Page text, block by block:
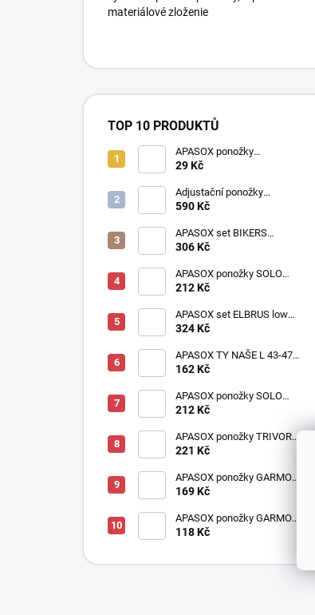
materiálové zloženie
TOP 10 PRODUKTŮ
APASOX ponožky
PRACOVNÍ antracit
29 Kč
Adjustační ponožky
multicolor
590 Kč
APASOX set BIKERS
oranžový | Akce 2+1
306 Kč
APASOX ponožky SOLO
černá
212 Kč
APASOX set ELBRUS low
šedý
324 Kč
APASOX TY NAŠE L 43-47
oranžové
162 Kč
APASOX ponožky SOLO
cihlová
212 Kč
APASOX ponožky TRIVOR
antracit - fialová
221 Kč
APASOX ponožky GARMO
petrol
169 Kč
APASOX ponožky GARMO
bílá
118 Kč